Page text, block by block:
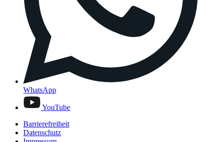
WhatsApp
YouTube
Barrierefreiheit
Datenschutz